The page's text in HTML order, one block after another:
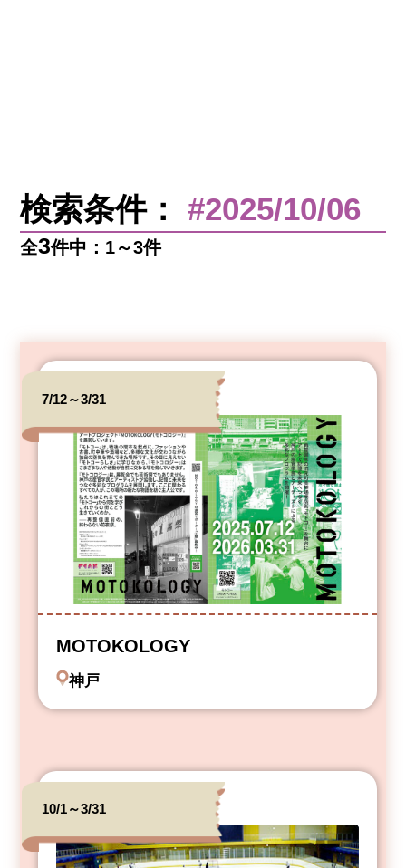
検索条件：#2025/10/06
全3件中：1～3件
7/12～3/31
MOTOKOLOGY
神戸
10/1～3/31